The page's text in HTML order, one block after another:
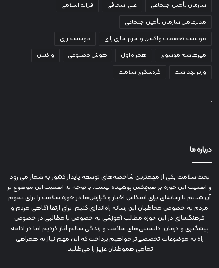
سازمان تأمین‌اجتماعی
علی اسحاقی
فرزانه اسلامی
مدیرعامل سازمان تأمین‌اجتماعی
موسسه تحقیقات واکسن و سرم سازی رازی
موسسه رازی
میرهاشم موسوی
همراه اول هوش مصنوعی
واکسن
وزیر بهداشت
گردشگری سلامت
درباره ما
بحث سلامت یکی از مهمترین شاخصه‌های توسعه پایدار کشور به شمار می رود
و اهمیت این حوزه بر هیچکس پوشیده نیست. با توجه به اهمیت این موضوع بر
آن شدیم تا رسانه‌ای برای انعکاس اخبار و گزارش‌ها در حوزه سلامت را برای عموم
مردم به خصوص مخاطبان این رسانه راه‌اندازی کنیم. برای ارتقا آگاهی مردم و
فرهنگسازی در این حوزه مطالب آموزشی به خصوص با مطالبی در خصوص
پیشگیری و درمان، دانستنی‌های سلامت و زندگی سالم آغاز کردیم اما در ادامه
راه به موضوعات تخصصی‌تر خواهیم پرداخت که این مهم نیاز به همراهی
تمامی هموطنان عزیز را می‌طلبد.